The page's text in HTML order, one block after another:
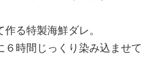
る特製海鮮ダレ。
６時間じっくり染み込ませて